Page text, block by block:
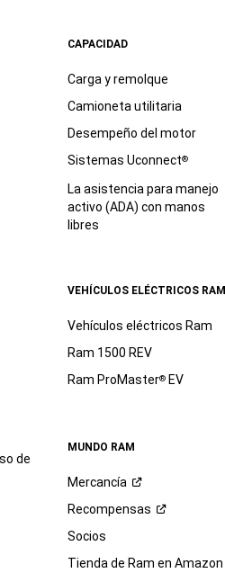
de
CAPACIDAD
Carga y remolque
Camioneta utilitaria
Desempeño del motor
Sistemas Uconnect®
La asistencia para manejo
activo (ADA) con manos
libres
VEHÍCULOS ELÉCTRICOS RAM
Vehículos eléctricos Ram
Ram 1500 REV
Ram ProMaster®EV
MUNDO RAM
Mercancía
Recompensas
Socios
Tienda de Ram en Amazon